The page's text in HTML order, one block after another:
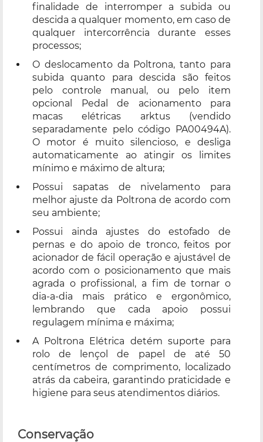
finalidade de interromper a subida ou
descida a qualquer momento, em caso de
qualquer intercorrência durante esses
processos;
O deslocamento da Poltrona, tanto para
subida quanto para descida são feitos
pelo controle manual, ou pelo item
opcional Pedal de acionamento para
macas elétricas arktus (vendido
separadamente pelo código PA00494A).
O motor é muito silencioso, e desliga
automaticamente ao atingir os limites
mínimo e máximo de altura;
Possui sapatas de nivelamento para
melhor ajuste da Poltrona de acordo com
seu ambiente;
Possui ainda ajustes do estofado de
pernas e do apoio de tronco, feitos por
acionador de fácil operação e ajustável de
acordo com o posicionamento que mais
agrada o profissional, a fim de tornar o
dia-a-dia mais prático e ergonômico,
lembrando que cada apoio possui
regulagem mínima e máxima;
A Poltrona Elétrica detém suporte para
rolo de lençol de papel de até 50
centímetros de comprimento, localizado
atrás da cabeira, garantindo praticidade e
higiene para seus atendimentos diários.
Conservação